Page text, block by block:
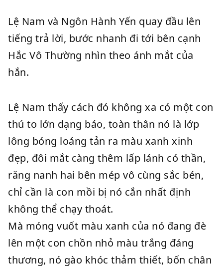
Lệ Nam và Ngôn Hành Yến quay đầu lên
tiếng trả lời, bước nhanh đi tới bên cạnh
Hắc Vô Thường nhìn theo ánh mắt của
hắn.
Lệ Nam thấy cách đó không xa có một con
thú to lớn dạng báo, toàn thân nó là lớp
lông bóng loáng tản ra màu xanh xinh
đẹp, đôi mắt càng thêm lấp lánh có thần,
răng nanh hai bên mép vô cùng sắc bén,
chỉ cần là con mồi bị nó cắn nhất định
không thể chạy thoát.
Mà móng vuốt màu xanh của nó đang đè
lên một con chồn nhỏ màu trắng đáng
thương, nó gào khóc thảm thiết, bốn chân